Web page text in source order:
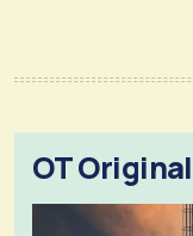
OT